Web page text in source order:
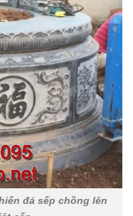
đá sếp chồng lên